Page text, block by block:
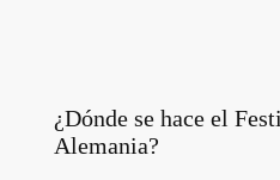
¿Dónde se hace el
Alemania?